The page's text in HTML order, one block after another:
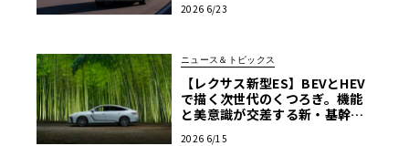
2026 6/23
ニュース＆トピックス
【レクサス新型ES】BEVとHEV
で描く次世代のくつろぎ。機能
と美意識が交差する新・基幹セ
2026 6/15